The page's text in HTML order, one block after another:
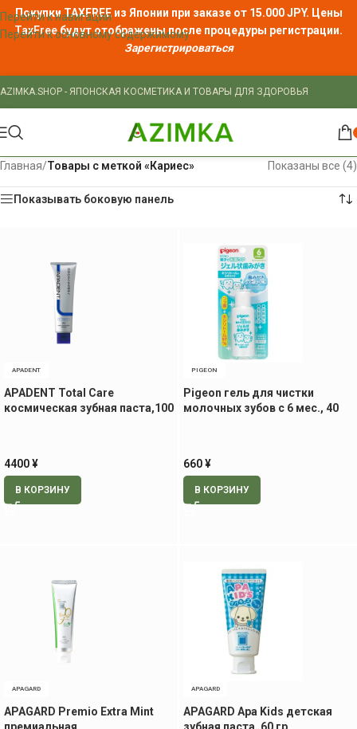
Перейти к навигации
Перейти к основному содержимому
Покупки TAXFREE из Японии при заказе от 15.000 JPY. Цены
TaxFreeбудут отображены после процедуры регистрации.
Зарегистрироваться
AZIMKA.SHOP - ЯПОНСКАЯ КОСМЕТИКА И ТОВАРЫ ДЛЯ ЗДОРОВЬЯ
Главная/Товары с меткой «Кариес» Показаны все (4)
Показывать боковую панель
APADENT
APADENT Total Care
космическая зубная паста,100
4400¥
В КОРЗИНУ
PIGEON
Pigeon гель для чистки
молочных зубов с 6 мес., 40
660¥
В КОРЗИНУ
APAGARD
APAGARD Premio Extra Mint
APAGARD
APAGARD Apa Kids детская